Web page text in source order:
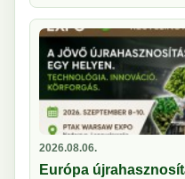
2026.08.06.
Európa